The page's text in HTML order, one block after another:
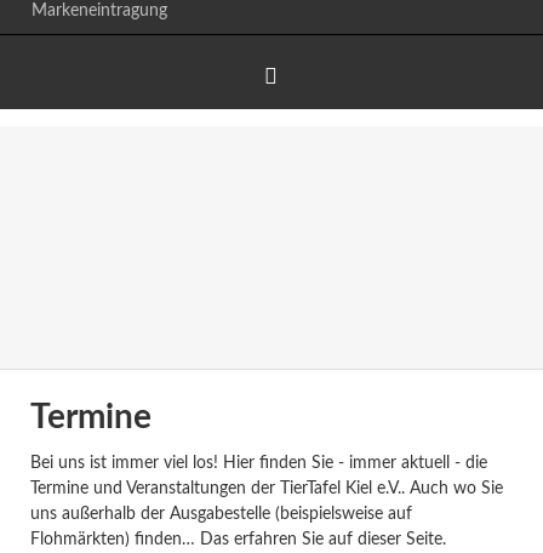
Markeneintragung
Termine
Bei uns ist immer viel los! Hier finden Sie - immer aktuell - die
Termine und Veranstaltungen der TierTafel Kiel e.V.. Auch wo Sie
uns außerhalb der Ausgabestelle (beispielsweise auf
Flohmärkten) finden… Das erfahren Sie auf dieser Seite.